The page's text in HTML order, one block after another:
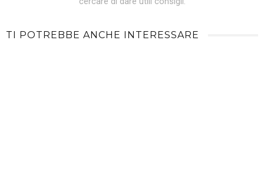
TI POTREBBE ANCHE INTERESSARE